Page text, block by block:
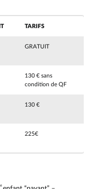
TARIFS
GRATUIT
130 € sans
condition de QF
130 €
225€